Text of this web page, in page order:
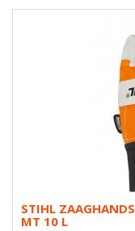
STIHL
MT 10 L